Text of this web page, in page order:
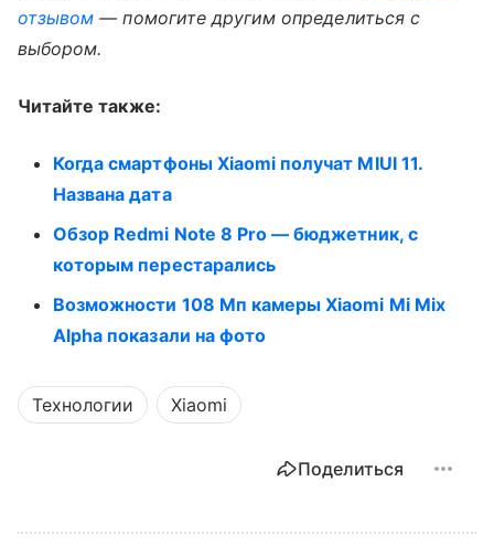
отзывом — помогите другим определиться с
выбором.
Читайте также:
Когда смартфоны Xiaomi получат MIUI 11.
Названа дата
Обзор Redmi Note 8 Pro — бюджетник, с
которым перестарались
Возможности 108 Мп камеры Xiaomi Mi Mix
Alpha показали на фото
Технологии Xiaomi
Поделиться